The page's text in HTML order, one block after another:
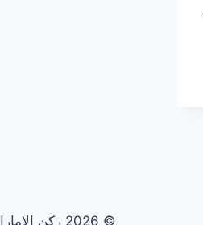
© 2026 ركن الامارات By Design Tefagoo